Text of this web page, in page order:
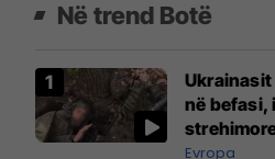
Në trend Botë
në befasi,
Evropa